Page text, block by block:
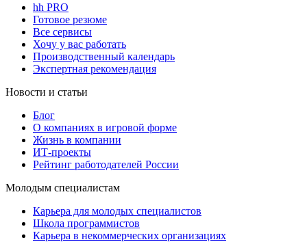
hh PRO
Готовое резюме
Все сервисы
Хочу у вас работать
Производственный календарь
Экспертная рекомендация
Новости и статьи
Блог
О компаниях в игровой форме
Жизнь в компании
ИТ-проекты
Рейтинг работодателей России
Молодым специалистам
Карьера для молодых специалистов
Школа программистов
Карьера в некоммерческих организациях